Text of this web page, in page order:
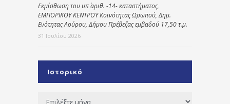
Εκμίσθωση του υπ΄ αριθ. -14- καταστήματος,
ΕΜΠΟΡΙΚΟΥ ΚΕΝΤΡΟΥ Κοινότητας Ωρωπού, Δημ.
Ενότητας Λούρου, Δήμου Πρέβεζας εμβαδού 17,50 τ.μ.
31 Ιουλίου 2026
Ιστορικό
Ιστορικό